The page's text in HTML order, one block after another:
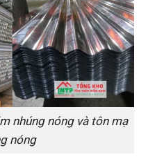
nhúng nóng và tôn mạ
nóng